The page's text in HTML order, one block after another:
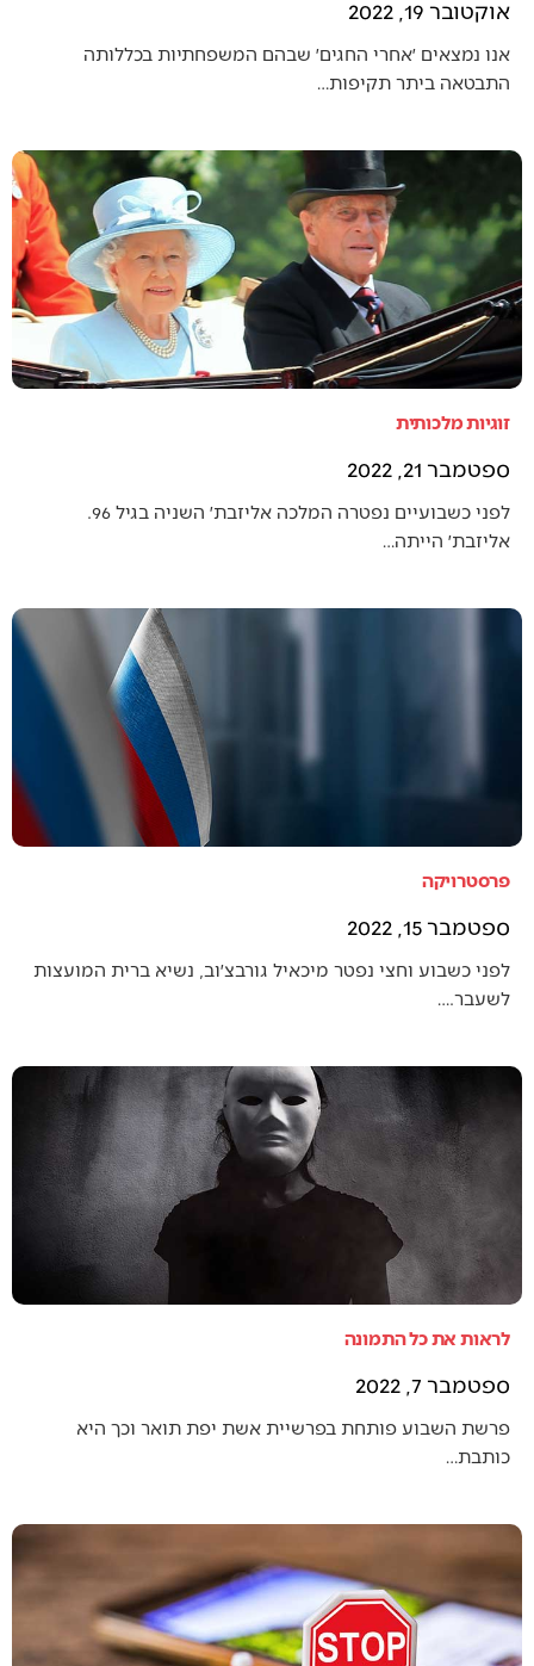
אוקטובר 19, 2022
אנו נמצאים ׳אחרי החגים׳ שבהם המשפחתיות בכללותה
התבטאה ביתר תקיפות…
זוגיות מלכותית
ספטמבר 21, 2022
אליזבת׳ הייתה…
פרסטרויקה
ספטמבר 15, 2022
לפני כשבוע וחצי נפטר מיכאיל גורבצ׳וב, נשיא ברית המועצות
לשעבר.…
לראות את כל התמונה
ספטמבר 7, 2022
פרשת השבוע פותחת בפרשיית אשת יפת תואר וכך היא
כותבת…